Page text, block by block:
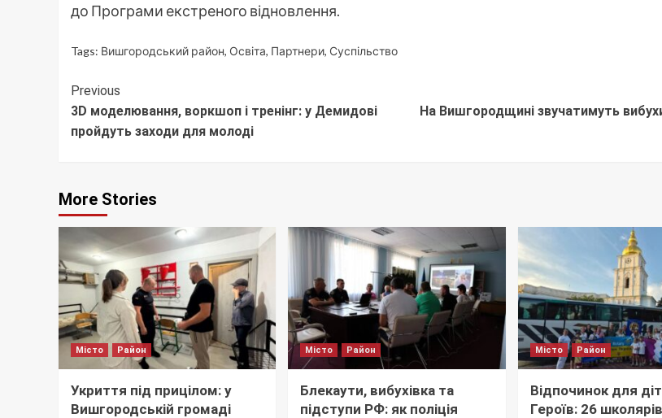
до Програми екстреного відновлення.
Tags: Вишгородський район, Освіта, Партнери, Суспільство
Continue
Reading
Previous
3D моделювання, воркшоп і тренінг: у Демидові
пройдуть заходи для молоді
На Вишгородщині звучатимуть
More Stories
Місто Район
Укриття під прицілом: у
Вишгородській громаді
Місто Район
Блекаути, вибухівка та
підступи РФ: як поліція
Місто Район
Відпочинок для
Героїв: 26 школярів